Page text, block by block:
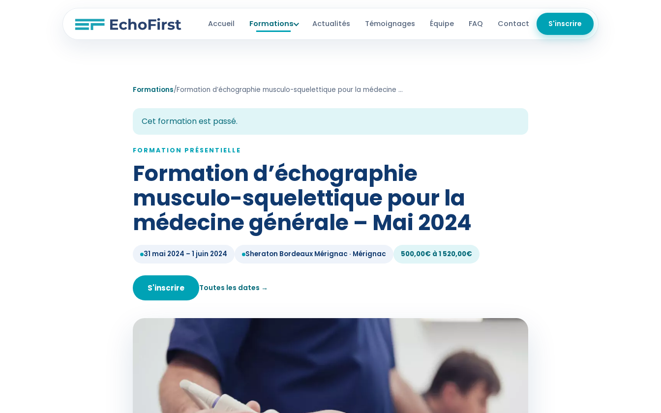
Accueil Formations Actualités Témoignages Équipe FAQ Contact S'inscrire
Formations/ Formation d’échographie musculo-squelettique pour la médecine générale – Mai 2024
Cet formation est passé.
FORMATION PRÉSENTIELLE
Formation d’échographie
musculo-squelettique pour la
médecine générale – Mai 2024
31 mai 2024 – 1 juin 2024 Sheraton Bordeaux Mérignac · Mérignac 500,00€ à 1 520,00€
S'inscrire Toutes les dates →